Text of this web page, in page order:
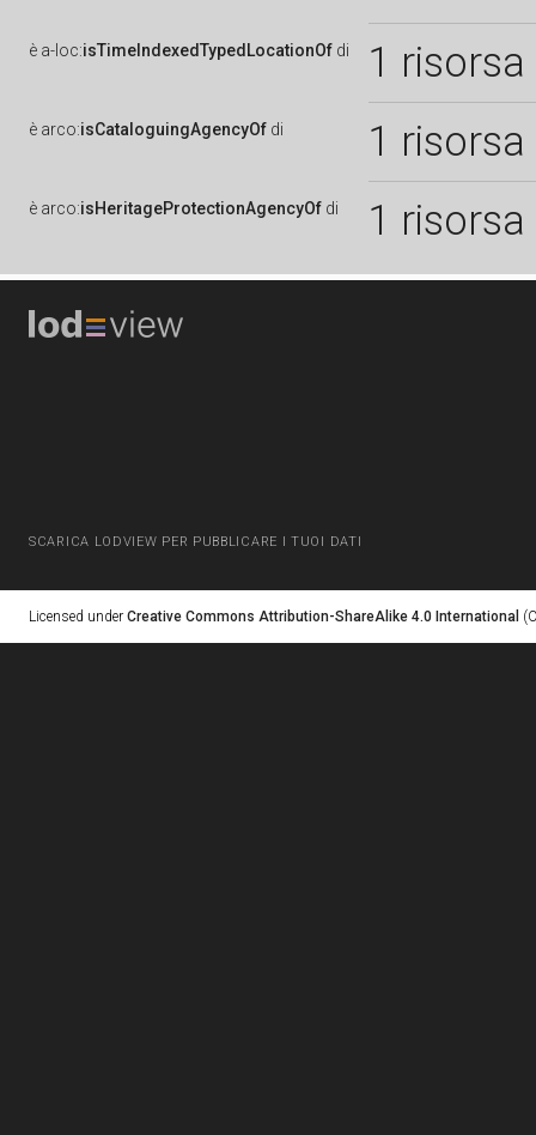
è a-loc:isTimeIndexedTypedLocationOf di 1 risorsa
è arco:isCataloguingAgencyOf di 1 risorsa
è arco:isHeritageProtectionAgencyOf di 1 risorsa
SCARICA LODVIEW PER PUBBLICARE I TUOI DATI
Licensed under Creative Commons Attribution-ShareAlike 4.0 International